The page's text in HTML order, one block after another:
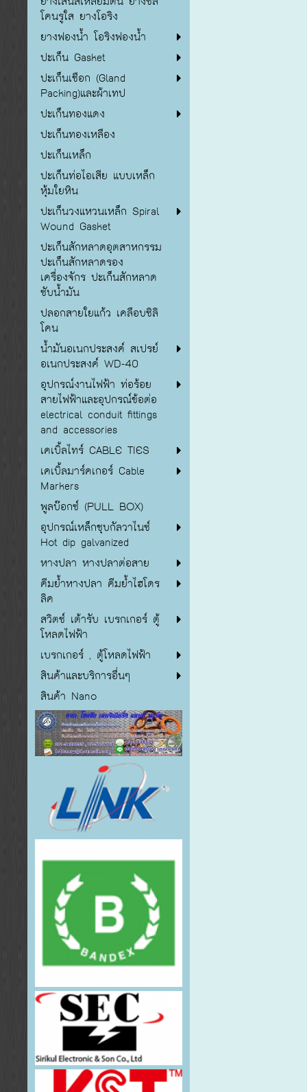
โคนรูใส ยางโอริง
ยางฟองน้ำ โอริงฟองน้ำ
ปะเก็น Gasket
ปะเก็นเชือก (Gland
Packing)และผ้าเทป
ปะเก็นทองแดง
ปะเก็นทองเหลือง
ปะเก็นเหล็ก
ปะเก็นท่อไอเสีย แบบเหล็ก
หุ้มใยหิน
ปะเก็นวงแหวนเหล็ก Spiral
Wound Gasket
ปะเก็นสักหลาดอุตสาหกรรม
ปะเก็นสักหลาดรอง
เครื่องจักร ปะเก็นสักหลาด
ซับน้ำมัน
ปลอกสายใยแก้ว เคลือบซิลิ
โคน
น้ำมันอเนกประสงค์ สเปรย์
อเนกประสงค์ WD-40
อุปกรณ์งานไฟฟ้า ท่อร้อย
สายไฟฟ้าและอุปกรณ์ข้อต่อ
electrical conduit fittings
and accessories
เคเบิ้ลไทร์ CABLE TIES
เคเบิ้ลมาร์คเกอร์ Cable
Markers
พูลบ๊อกซ์ (PULL BOX)
อุปกรณ์เหล็กชุบกัลวาไนซ์
Hot dip galvanized
หางปลา หางปลาต่อสาย
คีมย้ำหางปลา คีมย้ำไฮโดร
ลิค
สวิตซ์ เต้ารับ เบรกเกอร์ ตู้
โหลดไฟฟ้า
เบรกเกอร์ , ตู้โหลดไฟฟ้า
สินค้าและบริการอื่นๆ
สินค้า Nano